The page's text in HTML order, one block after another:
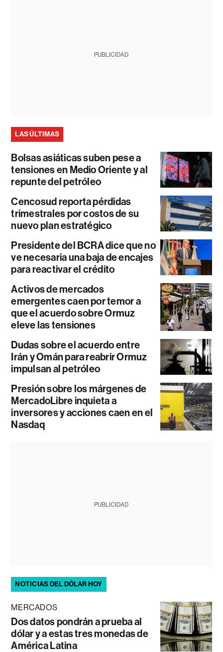
PUBLICIDAD
LAS ÚLTIMAS
Bolsas asiáticas suben pese a
tensiones en Medio Oriente y al
repunte del petróleo
Cencosud reporta pérdidas
trimestrales por costos de su
nuevo plan estratégico
Presidente del BCRA dice que no
ve necesaria una baja de encajes
para reactivar el crédito
Activos de mercados
emergentes caen por temor a
que el acuerdo sobre Ormuz
eleve las tensiones
Dudas sobre el acuerdo entre
Irán y Omán para reabrir Ormuz
impulsan al petróleo
Presión sobre los márgenes de
MercadoLibre inquieta a
inversores y acciones caen en el
Nasdaq
PUBLICIDAD
NOTICIAS DEL DÓLAR HOY
MERCADOS
Dos datos pondrán a prueba al
dólar y a estas tres monedas de
América Latina